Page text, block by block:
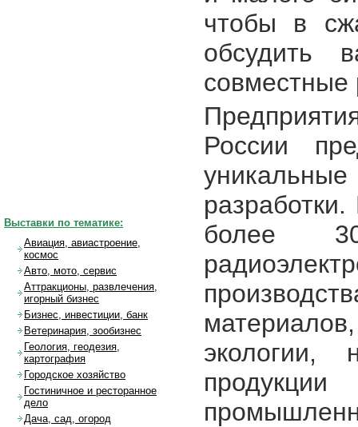
чтобы в
обсудить
России
более
экологии,
Выставки по тематике:
Авиация, авиастроение,
космос
Авто, мото, сервис
Аттракционы, развлечения,
игорный бизнес
Бизнес, инвестиции, банк
Ветеринария, зообизнес
Геология, геодезия,
картография
Городское хозяйство
Гостиничное и ресторанное
дело
Дача, сад, огород